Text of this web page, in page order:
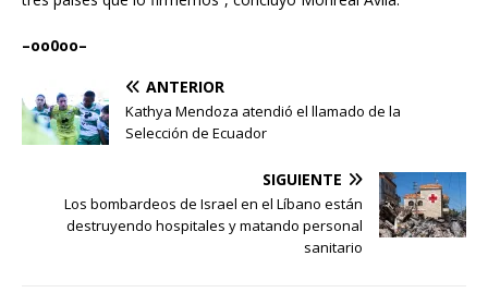
–oo0oo–
ANTERIOR
Kathya Mendoza atendió el llamado de la
Selección de Ecuador
SIGUIENTE
Los bombardeos de Israel en el Líbano están
destruyendo hospitales y matando personal
sanitario